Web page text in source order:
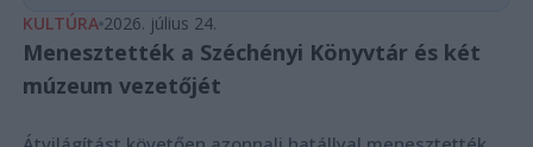
KULTÚRA 2026. július 24.
Menesztették a Széchényi Könyvtár és két
múzeum vezetőjét